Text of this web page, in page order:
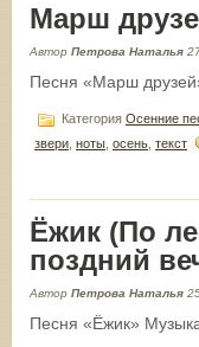
Марш
Автор Петрова Наталья
Песня «Марш
Категория Осенние
звери ноты осень текст
Ёжик (По
поздний
Автор Петрова Наталья
Песня «Ёжик»